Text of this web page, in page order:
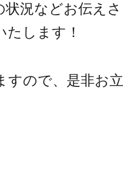
況などお伝えさ
します！
すので、是非お立